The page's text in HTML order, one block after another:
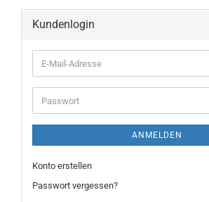
Kundenlogin
ANMELDEN
Konto erstellen
Passwort vergessen?